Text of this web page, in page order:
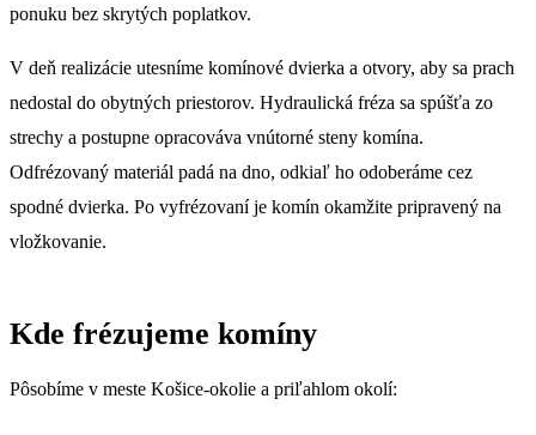
ponuku bez skrytých poplatkov.
V deň realizácie utesníme komínové dvierka a otvory, aby sa prach
nedostal do obytných priestorov. Hydraulická fréza sa spúšťa zo
strechy a postupne opracováva vnútorné steny komína.
Odfrézovaný materiál padá na dno, odkiaľ ho odoberáme cez
spodné dvierka. Po vyfrézovaní je komín okamžite pripravený na
vložkovanie.
Kde frézujeme komíny
Pôsobíme v meste Košice-okolie a priľahlom okolí: